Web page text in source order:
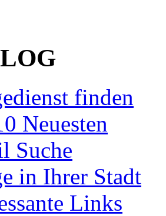
finden
Neuesten
Suche
in Ihrer Stadt
Links